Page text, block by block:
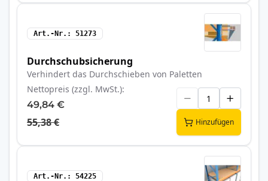
Art.-Nr. 51273
Durchschubsicherung
Verhindert das Durchschieben von Paletten
Nettopreis (zzgl. MwSt.)
49,84 €
55,38 € Hinzufügen
Art.-Nr. 54225